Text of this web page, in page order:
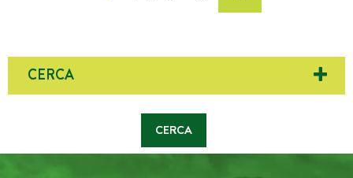
CERCA